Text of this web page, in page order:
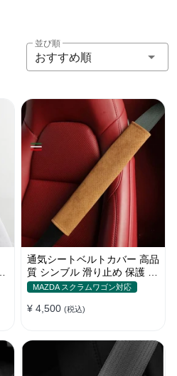
並び順
おすすめ順
通気シートベルトカバー 高品
質 シンブル 滑り止め 保護 肩
当てパッド 圧迫感軽減
MAZDA スクラムワゴン対応
¥ 4,500 (税込)